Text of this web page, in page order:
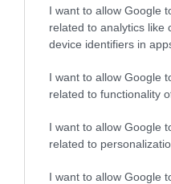
I want to allow Google
related to analytics like
device identifiers in
I want to allow Google
related to functionality
I want to allow Google
related to
I want to allow Google
JELENTŐS KÁRT OKOZOTT